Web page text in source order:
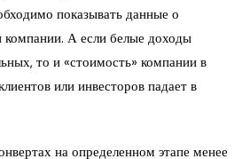
показывать данные о
А если белые доходы
то и «стоимость» компании в
или инвесторов падает в
на определенном этапе менее